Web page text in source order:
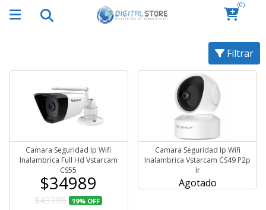
(0)
Filtrar
Camara Seguridad Ip Wifi
Inalambrica Full Hd Vstarcam
CS55
$34989
$43386 19% OFF
Camara Seguridad Ip Wifi
Inalambrica Vstarcam CS49 P2p
Ir
Agotado